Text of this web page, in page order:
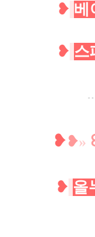
❥ 베
❥ 스
❥❥»
❥ 올